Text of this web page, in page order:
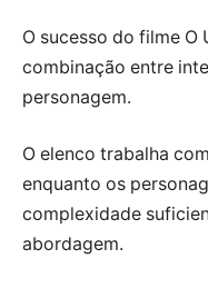
O sucesso do filme
combinação entre
personagem.
O elenco trabalha
enquanto os
complexidade
abordagem.